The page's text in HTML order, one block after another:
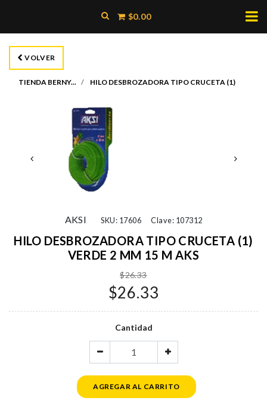
$0.00
VOLVER
TIENDA BERNY... HILO DESBROZADORA TIPO CRUCETA (1)
AKSI SKU: 17606 Clave: 107312
HILO DESBROZADORA TIPO CRUCETA (1)
VERDE 2 MM 15 M AKS
$26.33
$26.33
Cantidad
AGREGAR AL CARRITO